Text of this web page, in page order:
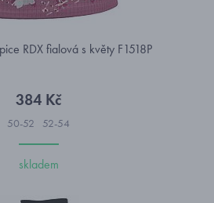
RDX fialová s květy F1518P
384 Kč
50-52 52-54
skladem